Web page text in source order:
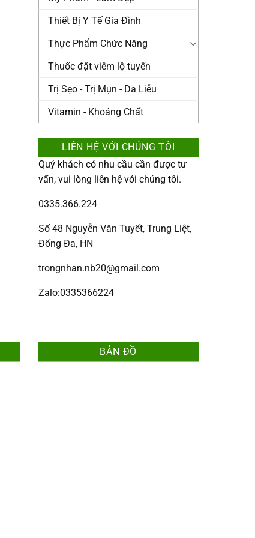
Thiết Bị Y Tế Gia Đình
Thực Phẩm Chức Năng
Thuốc đặt viêm lộ tuyến
Trị Sẹo - Trị Mụn - Da Liễu
Vitamin - Khoáng Chất
LIÊN HỆ VỚI CHÚNG TÔI
Quý khách có nhu cầu cần được tư
vấn, vui lòng liên hệ với chúng tôi.
0335.366.224
Số 48 Nguyễn Văn Tuyết, Trung Liệt,
Đống Đa, HN
trongnhan.nb20@gmail.com
Zalo:0335366224
BẢN ĐỒ